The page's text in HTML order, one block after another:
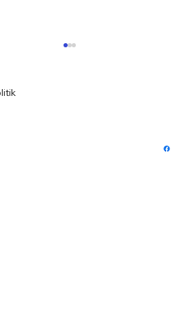
medlem Vi minder om, at næste
15. juni 2026 fra kl. 17.00 i Vrå